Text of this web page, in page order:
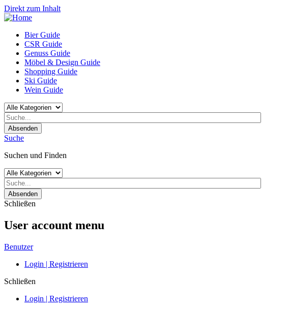
Direkt zum Inhalt
Bier Guide
CSR Guide
Genuss Guide
Möbel & Design Guide
Shopping Guide
Ski Guide
Wein Guide
Absenden
Suche
Suchen und Finden
Absenden
Schließen
User account menu
Benutzer
Login | Registrieren
Schließen
Login | Registrieren